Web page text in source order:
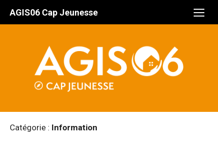
AGIS06 Cap Jeunesse
Catégorie : Information